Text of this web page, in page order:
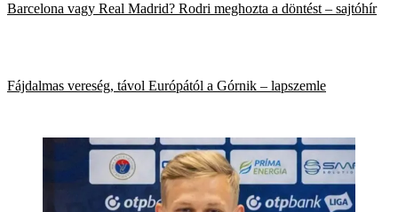
Barcelona vagy Real Madrid? Rodri meghozta a döntést – sajtóhír
Fájdalmas vereség, távol Európától a Górnik – lapszemle